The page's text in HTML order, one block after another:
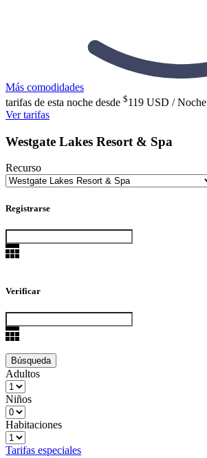
Más comodidades
tarifas de esta noche desde $119 USD / Noche
Ver tarifas
Westgate Lakes Resort & Spa
Recurso
Registrarse
Verificar
Adultos
Niños
Habitaciones
Tarifas especiales